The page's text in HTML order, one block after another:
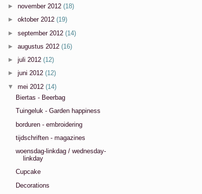
►november 2012(18)
►oktober 2012(19)
►september 2012(14)
►augustus 2012(16)
►juli 2012(12)
►juni 2012(12)
▼mei 2012(14)
Biertas - Beerbag
Tuingeluk - Garden happiness
borduren - embroidering
tijdschriften - magazines
woensdag-linkdag / wednesday-
linkday
Cupcake
Decorations